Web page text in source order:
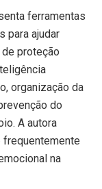
ferramentas
para ajudar
proteção
organização da
do
A autora
frequentemente
na